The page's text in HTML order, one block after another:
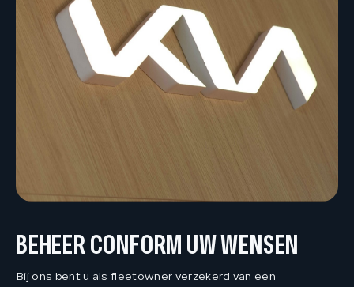
BEHEER CONFORM UW WENSEN
Bij ons bent u als fleetowner verzekerd van een